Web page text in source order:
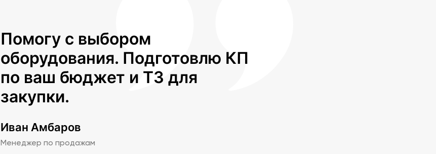
Помогу с выбором
оборудования. Подготовлю КП
по ваш бюджет и ТЗ для
закупки.
Иван Амбаров
Менеджер по продажам